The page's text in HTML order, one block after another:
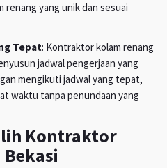
renang yang unik dan sesuai
Tepat: Kontraktor kolam renang
jadwal pengerjaan yang
mengikuti jadwal yang tepat,
waktu tanpa penundaan yang
Kontraktor